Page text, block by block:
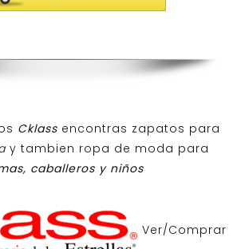
Cklass encontras zapatos para
y tambien ropa de moda para
caballeros y niños
Ver/Comprar